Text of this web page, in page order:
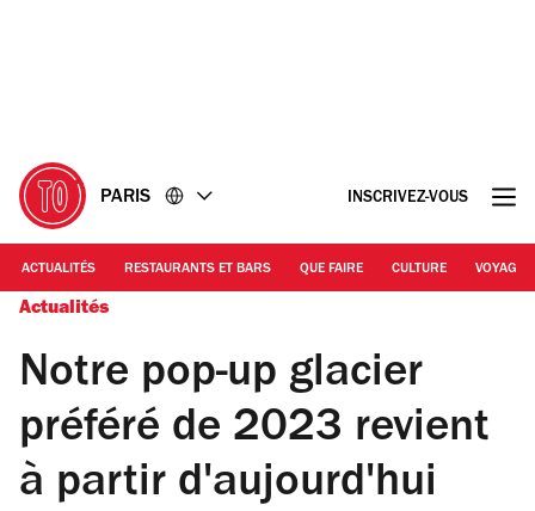
PARIS INSCRIVEZ-VOUS
ACTUALITÉS RESTAURANTS ET BARS QUE FAIRE CULTURE VOYAGE
Actualités
Notre pop-up glacier
préféré de 2023 revient
à partir d'aujourd'hui